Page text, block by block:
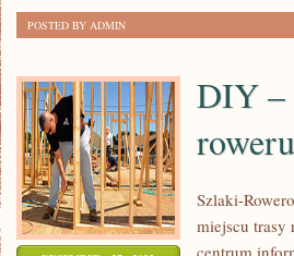
POSTED BY ADMIN
DIY –
roweru
Szlaki-
miejscu trasy
centrum